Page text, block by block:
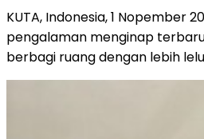
KUTA, Indonesia,1 Nopember
pengalaman menginap
berbagi ruang dengan lebih